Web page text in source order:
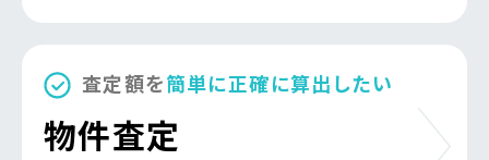
査定額を簡単に正確に算出したい
物件査定